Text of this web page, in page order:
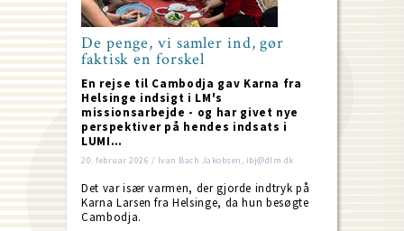
De penge, vi samler ind, gør
faktisk en forskel
En rejse til Cambodja gav Karna fra
Helsinge indsigt i LM's
missionsarbejde - og har givet nye
perspektiver på hendes indsats i
LUMI…
20. februar 2026 / Ivan Bach Jakobsen, ibj@dlm.dk
Det var især varmen, der gjorde indtryk på
Karna Larsen fra Helsinge, da hun besøgte
Cambodja.